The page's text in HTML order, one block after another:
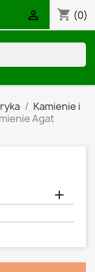
shopping_cart (0)

Kamienie i
Agat
